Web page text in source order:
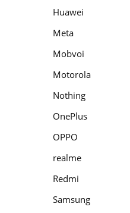
Huawei
Meta
Mobvoi
Motorola
Nothing
OnePlus
OPPO
realme
Redmi
Samsung